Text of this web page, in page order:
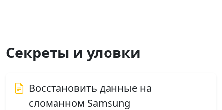
Секреты и уловки
Восстановить данные на
сломанном Samsung